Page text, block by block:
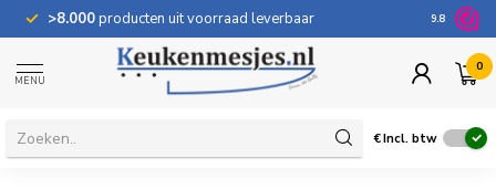
>8.000producten uit voorraad leverbaar 100
9.8
MENU
0
€Incl. btw